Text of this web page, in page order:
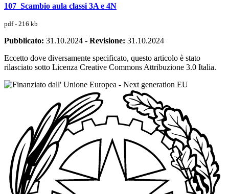
107_Scambio aula classi 3A e 4N
pdf - 216 kb
Pubblicato: 31.10.2024 - Revisione: 31.10.2024
Eccetto dove diversamente specificato, questo articolo è stato
rilasciato sotto Licenza Creative Commons Attribuzione 3.0 Italia.